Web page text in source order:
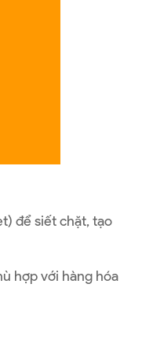
để siết chặt, tạo
hợp với hàng hóa